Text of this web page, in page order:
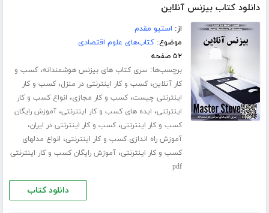
دانلود کتاب بیزنس آنلاین
از: استیو مقدم
موضوع:کتاب‌های علوم اقتصادی
۵۲ صفحه
برچسب‌ها: سری کتاب های بیزنس هوشمندانه،کسب و
کار آنلاین،کسب و کار اینترنتی در منزل،کسب و کار
اینترنتی چیست،کسب و کار مجازی، انواع کسب و کار
اینترنتی، ایده های کسب و کار اینترنتی،آموزش رایگان
کسب و کار اینترنتی،کسب و کار اینترنتی در ایران،
آموزش راه اندازی کسب و کار اینترنتی، انواع مدلهای
کسب و کار اینترنتی،آموزش رایگان کسب و کار اینترنتی
pdf
دانلود کتاب